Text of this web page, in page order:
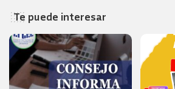
Te puede interesar